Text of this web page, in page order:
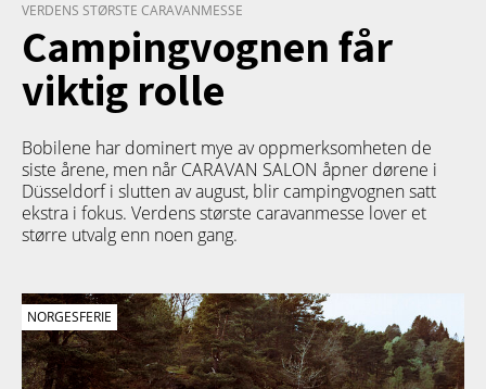
VERDENS STØRSTE CARAVANMESSE
Campingvognen får
viktig rolle
Bobilene har dominert mye av oppmerksomheten de
siste årene, men når CARAVAN SALON åpner dørene i
Düsseldorf i slutten av august, blir campingvognen satt
ekstra i fokus. Verdens største caravanmesse lover et
større utvalg enn noen gang.
NORGESFERIE